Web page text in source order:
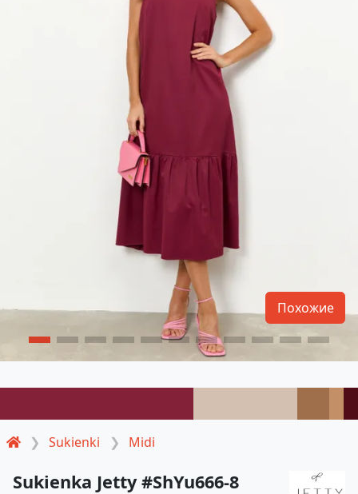
Sukienki Midi
Похожие
Sukienka Jetty #ShYu666-8